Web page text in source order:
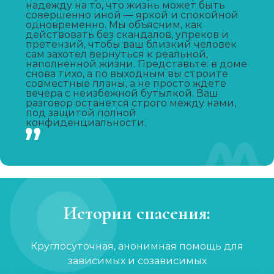
Капельница от запоя
от 1 450 ₽ Записаться
Капельница от похмелья
от 1 100 ₽ Записаться
Лечение женского алкоголизма
Записаться
Кодирование гипнозом
от 3 200 ₽
надежду на то, что жизнь может быть
совершенно иной — яркой и спокойной
одновременно. Мы объясним, как
действовать без скандалов, упреков и
претензий, чтобы ваш близкий человек
сам захотел вернуться к реальной,
наполненной жизни. Представьте: в доме
снова тихо, а по выходным вы строите
совместные планы, а не просто ждете
вечера с неизбежной бутылкой. Ваш
разговор останется строго между нами,
под защитой полной
конфиденциальности.
Истории спасения:
Круглосуточная, анонимная помощь для
зависимых и созависимых